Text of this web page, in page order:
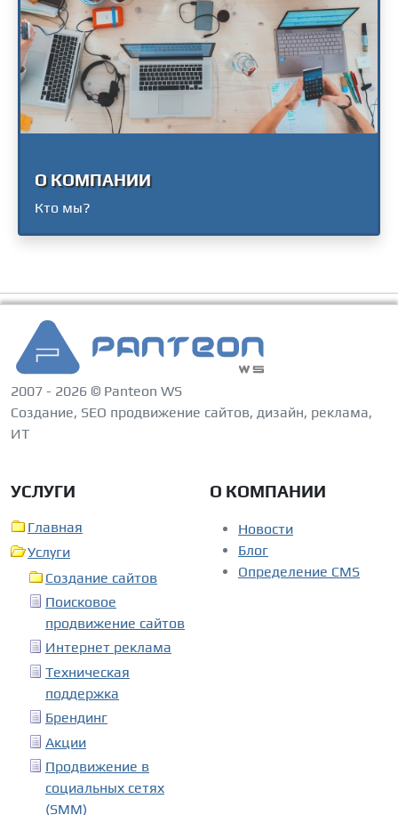
О КОМПАНИИ
Кто мы?
2007 - 2026 © Panteon WS
Создание, SEO продвижение сайтов, дизайн, реклама,
ИТ
УСЛУГИ
Главная
Услуги
Создание сайтов
Поисковое
продвижение сайтов
Интернет реклама
Техническая
поддержка
Брендинг
Акции
Продвижение в
социальных сетях
(SMM)
О КОМПАНИИ
Новости
Блог
Определение CMS